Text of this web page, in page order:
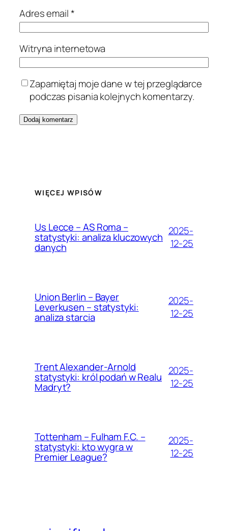
Adres email*
Witryna internetowa
Zapamiętaj moje dane w tej przeglądarce
podczas pisania kolejnych komentarzy.
WIĘCEJ WPISÓW
Us Lecce – AS Roma –
statystyki: analiza kluczowych
danych
2025-
12-25
Union Berlin – Bayer
Leverkusen – statystyki:
analiza starcia
2025-
12-25
Trent Alexander-Arnold
statystyki: król podań w Realu
Madryt?
2025-
12-25
Tottenham – Fulham F.C. –
statystyki: kto wygra w
Premier League?
2025-
12-25